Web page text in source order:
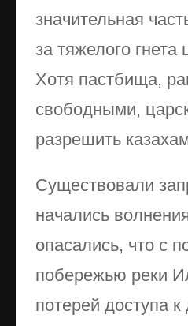
значительная
за тяжелого
Хотя пастбища,
свободными,
разрешить
Существовали
начались
опасались, что с
побережью реки
потерей доступа